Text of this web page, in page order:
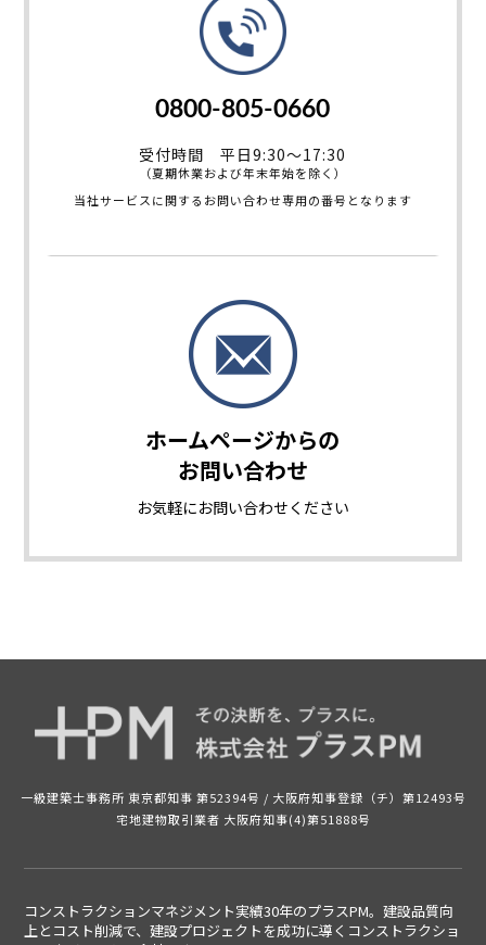
0800-805-0660
受付時間 平日9:30～17:30
（夏期休業および年末年始を除く）
当社サービスに関するお問い合わせ専用の番号となります
ホームページからの
お問い合わせ
お気軽にお問い合わせください
一級建築士事務所 東京都知事 第52394号 / 大阪府知事登録（チ）第12493号
宅地建物取引業者 大阪府知事(4)第51888号
コンストラクションマネジメント実績30年のプラスPM。建設品質向
上とコスト削減で、建設プロジェクトを成功に導くコンストラクショ